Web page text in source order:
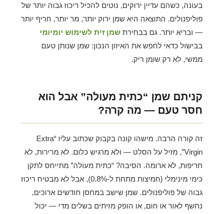
בעונה, כשהם עדיין ירוקים, נוטים להכיל ריכוז גבוה יותר של
פוליפנולים. התוצאה היא שמן ירוק יותר, מר יותר, חריף יותר
— ובריא יותר. גם בבחירת שמן זית לשימוש יומיומי
בבישול כדאי לחפש את האיזון הנכון: שמן שנותן טעם
ממשי, לא רק שומן ריק.
קניתם שמן “כתית מעולה” אבל הוא
חסר טעם — מה קרה?
זה קורה הרבה. מישהו קונה בקבוק שכתוב עליו “Extra
Virgin”, מזיל על הסלט — ולא מרגיש כלום. לא מרירות, לא
חריפות, לא ארומה. הסיבה? “כתית מעולה” מתייחס לתקן
כימי מינימלי (חמיצות מתחת ל-0.8%), אבל לא מבטיח ריכוז
גבוה של פוליפנולים. שמן שישב במחסן חודשים ארוכים,
נחשף לאור או חום, או הופק מזיתים בשלים מדי — יכול